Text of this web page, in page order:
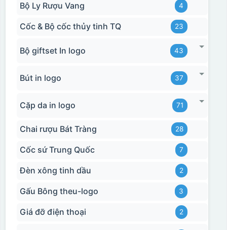
Bộ Ly Rượu Vang 4
Cốc & Bộ cốc thủy tinh TQ 23
Bộ giftset In logo 43
Bút in logo 37
Cặp da in logo 71
Chai rượu Bát Tràng 28
Cốc sứ Trung Quốc 7
Đèn xông tinh dầu 2
Gấu Bông theu-logo 3
Giá đỡ điện thoại 2